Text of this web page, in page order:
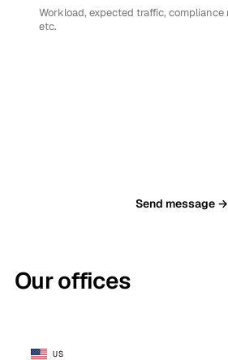
Send message →
Our offices
US